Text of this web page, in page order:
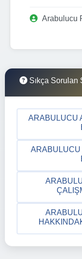
Arabulucu
Sıkça Sorulan
ARABULUCU
ARABULUCU